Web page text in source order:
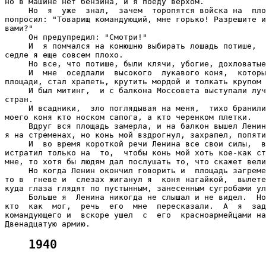
Но  я  уже  знал,  зачем  торопятся войска на
попросил: "Товарищ командующий, мне горько! Разрешите
вами?"
     Он предупредил: "Смотри!"
И  я помчался на конюшню выбирать лошадь потише,
седле я еще совсем плохо.
Но все, что потише, были клячи, убогие,
И  мне  оседлали  высокого  лукавого коня,
площади, стал храпеть, крутить мордой и толкать
И был митинг,  и с балкона Моссовета выступали
стран.
И всадники,  зло поглядывая на меня,  тихо
моего коня кто носком сапога, а кто черенком плетки.
Вдруг вся площадь замерла, и на балкон вышел
я на стременах, но конь мой вздрогнул, захрапел,
И  во время короткой речи Ленина все свои силы,
истратил только на  то,  чтобы конь мой хоть кое-как
мне, то хотя бы людям дал послушать то, что скажет
Но когда Ленин окончил говорить и  площадь
то в  гневе и  слезах жиганул я  коня нагайкой,
куда глаза глядят по пустынным, занесенным сугробами
Больше я  Ленина никогда не слышал и не видел.
кто  как  мог,  речь  его  мне  пересказали.  А  я
командующего и  вскоре ушел  с  его  красноармейцами
1940